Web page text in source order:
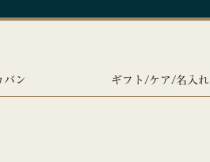
バン ギフト/ケア/名入れ